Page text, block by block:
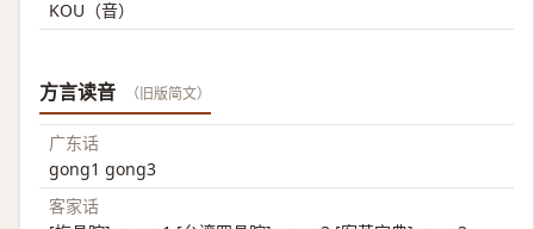
KOU（音）
方言读音 （旧版简文）
广东话
gong1 gong3
客家话